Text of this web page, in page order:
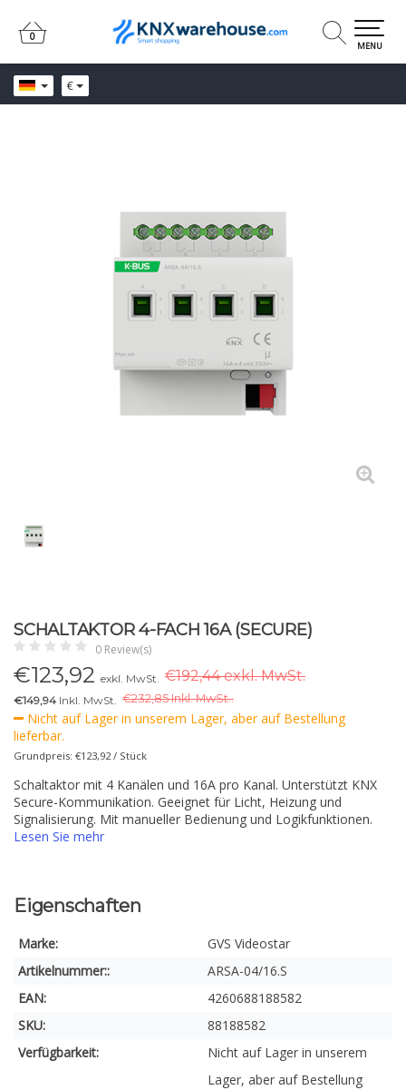
€
0
0
MENU
SCHALTAKTOR 4-FACH 16A (SECURE)
0 Review(s)
€123,92 exkl. MwSt. €192,44 exkl. MwSt.
€149,94 Inkl. MwSt. €232,85 Inkl. MwSt..
Nicht auf Lager in unserem Lager, aber auf Bestellung
lieferbar.
Grundpreis: €123,92 / Stück
Schaltaktor mit 4 Kanälen und 16A pro Kanal. Unterstützt KNX
Secure-Kommunikation. Geeignet für Licht, Heizung und
Signalisierung. Mit manueller Bedienung und Logikfunktionen.
Lesen Sie mehr
Eigenschaften
Marke:
GVS Videostar
Artikelnummer::
ARSA-04/16.S
EAN:
4260688188582
SKU:
88188582
Verfügbarkeit:
Nicht auf Lager in unserem
Lager, aber auf Bestellung